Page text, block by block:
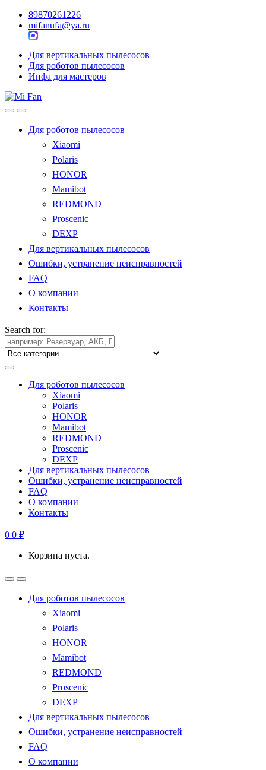
89870261226
mifanufa@ya.ru
Для вертикальных пылесосов
Для роботов пылесосов
Инфа для мастеров
Для роботов пылесосов
Xiaomi
Polaris
HONOR
Mamibot
REDMOND
Proscenic
DEXP
Для вертикальных пылесосов
Ошибки, устранение неисправностей
FAQ
О компании
Контакты
Search for:
Для роботов пылесосов
Xiaomi
Polaris
HONOR
Mamibot
REDMOND
Proscenic
DEXP
Для вертикальных пылесосов
Ошибки, устранение неисправностей
FAQ
О компании
Контакты
0 0 ₽
Корзина пуста.
Для роботов пылесосов
Xiaomi
Polaris
HONOR
Mamibot
REDMOND
Proscenic
DEXP
Для вертикальных пылесосов
Ошибки, устранение неисправностей
FAQ
О компании